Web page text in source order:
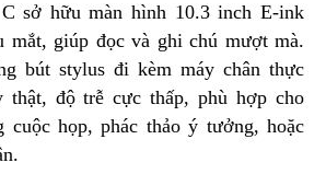
sở hữu màn hình 10.3 inch E-ink
mắt, giúp đọc và ghi chú mượt mà.
bút stylus đi kèm máy chân thực
thật, độ trễ cực thấp, phù hợp cho
cuộc họp, phác thảo ý tưởng, hoặc